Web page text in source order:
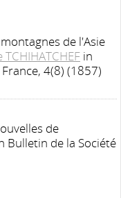
de l'Asie
in
4(8) (1857)
de
Bulletin de la Société